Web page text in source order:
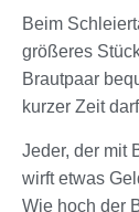
Beim
größeres
Brautpaar
kurzer Zeit
Jeder, der mit
wirft etwas
Wie hoch der